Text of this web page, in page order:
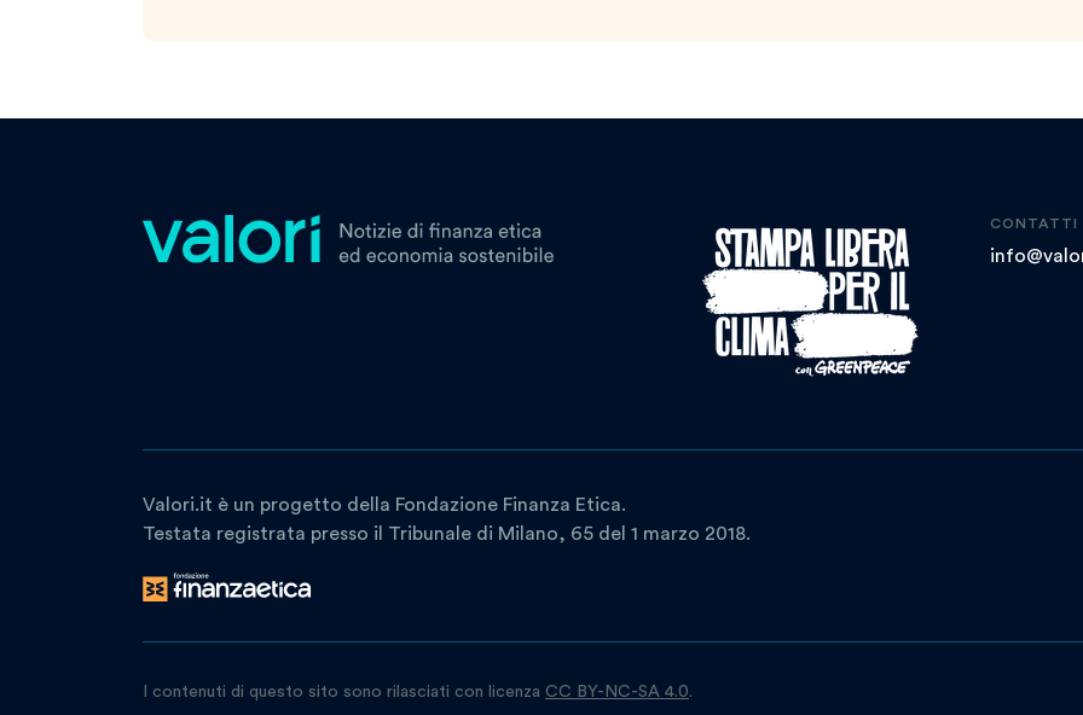
CONTATTI
Valori.it è un progetto della Fondazione Finanza Etica.
Testata registrata presso il Tribunale di Milano, 65 del 1 marzo 2018.
I contenuti di questo sito sono rilasciati con licenza CC BY-NC-SA 4.0.